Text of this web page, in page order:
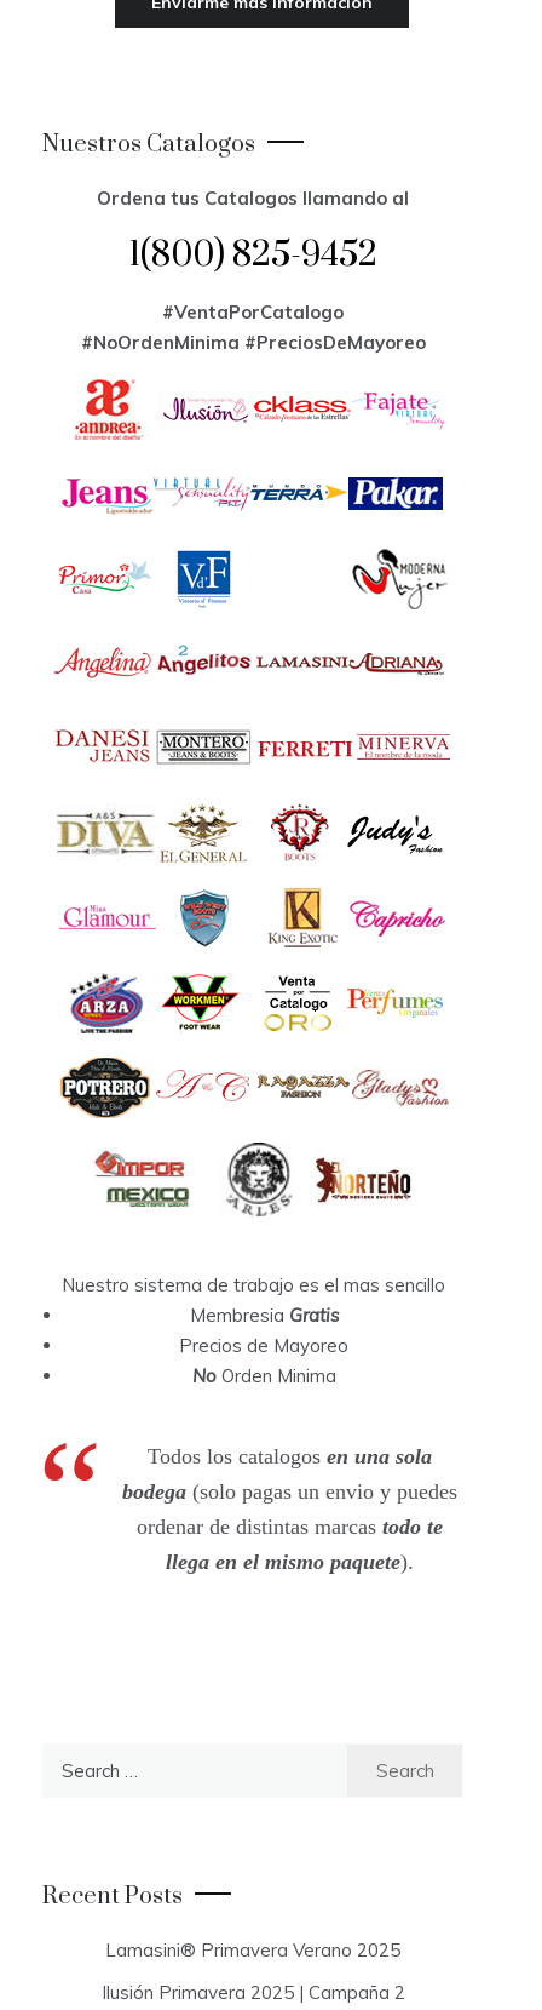
Nuestros Catalogos
Ordena tus Catalogos llamando al
1(800) 825-9452
#VentaPorCatalogo
#NoOrdenMinima #PreciosDeMayoreo
Nuestro sistema de trabajo es el mas sencillo
Membresia Gratis
Precios de Mayoreo
NoOrden Minima
Todos los catalogos en una sola
bodega (solo pagas un envio y puedes
ordenar de distintas marcastodo te
llega en el mismo paquete).
r
Recent Posts
Lamasini® Primavera Verano 2025
Ilusión Primavera 2025 | Campaña 2